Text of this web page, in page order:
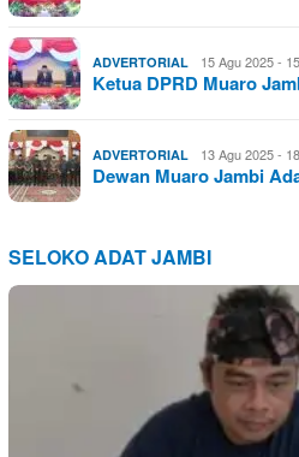
ADVERTORIAL 15 Agu 2025 -
Ketua DPRD Muaro
ADVERTORIAL 13 Agu 2025 -
Dewan Muaro Jambi
SELOKO ADAT JAMBI